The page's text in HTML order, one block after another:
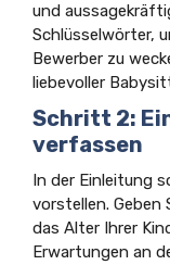
und
Schlüsselwörter,
Bewerber zu
liebevoller
Schritt 2:
verfassen
In der Einleitung
vorstellen. Geben
das Alter Ihrer
Erwartungen an